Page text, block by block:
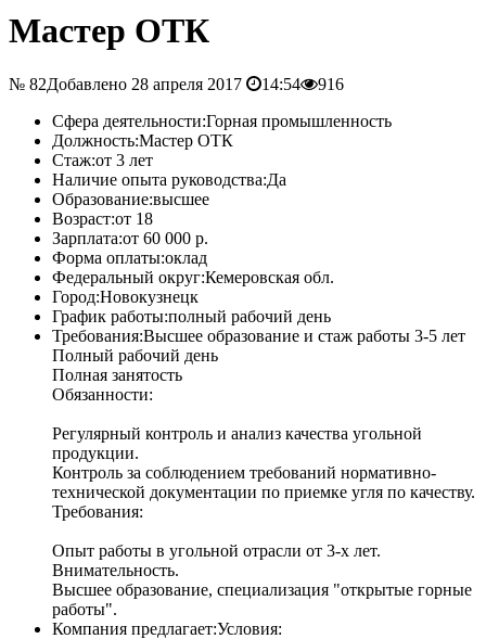
Мастер ОТК
№ 82Добавлено 28 апреля 2017 14:54
916
Сфера деятельности:Горная промышленность
Должность:Мастер ОТК
Стаж:от 3 лет
Наличие опыта руководства:Да
Образование:высшее
Возраст:от 18
Зарплата:от 60 000 р.
Форма оплаты:оклад
Федеральный округ:Кемеровская обл.
Город:Новокузнецк
График работы:полный рабочий день
Требования:Высшее образование и стаж работы 3-5 лет
Полный рабочий день
Полная занятость
Обязанности:
Регулярный контроль и анализ качества угольной
продукции.
Контроль за соблюдением требований нормативно-
технической документации по приемке угля по качеству.
Требования:
Опыт работы в угольной отрасли от 3-х лет.
Внимательность.
Высшее образование, специализация "открытые горные
работы".
Компания предлагает:Условия: